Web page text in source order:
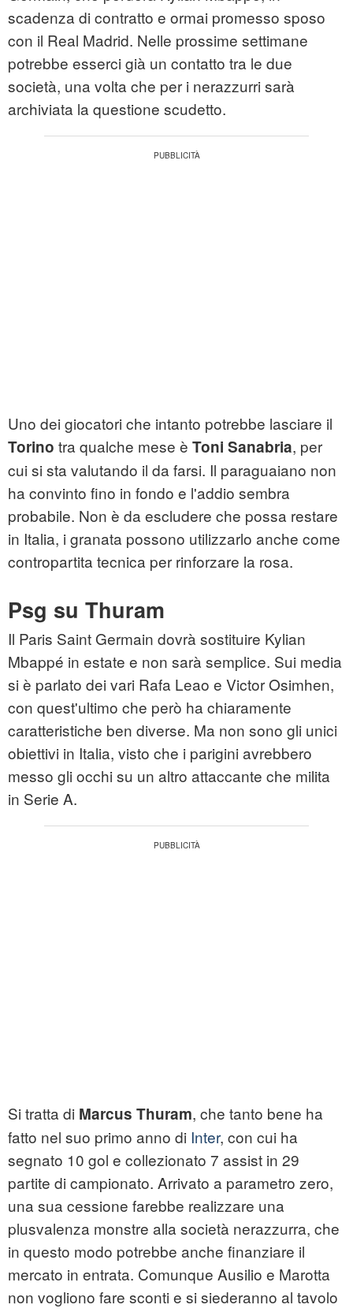
scadenza di contratto e ormai promesso sposo
con il Real Madrid. Nelle prossime settimane
potrebbe esserci già un contatto tra le due
società, una volta che per i nerazzurri sarà
archiviata la questione scudetto.
Uno dei giocatori che intanto potrebbe lasciare il
Torino tra qualche mese è Toni Sanabria, per
cui si sta valutando il da farsi. Il paraguaiano non
ha convinto fino in fondo e l'addio sembra
probabile. Non è da escludere che possa restare
in Italia, i granata possono utilizzarlo anche come
contropartita tecnica per rinforzare la rosa.
Psg su Thuram
Il Paris Saint Germain dovrà sostituire Kylian
Mbappé in estate e non sarà semplice. Sui media
si è parlato dei vari Rafa Leao e Victor Osimhen,
con quest'ultimo che però ha chiaramente
caratteristiche ben diverse. Ma non sono gli unici
obiettivi in Italia, visto che i parigini avrebbero
messo gli occhi su un altro attaccante che milita
in Serie A.
Si tratta di Marcus Thuram, che tanto bene ha
fatto nel suo primo anno di Inter, con cui ha
segnato 10 gol e collezionato 7 assist in 29
partite di campionato. Arrivato a parametro zero,
una sua cessione farebbe realizzare una
plusvalenza monstre alla società nerazzurra, che
in questo modo potrebbe anche finanziare il
mercato in entrata. Comunque Ausilio e Marotta
non vogliono fare sconti e si siederanno al tavolo